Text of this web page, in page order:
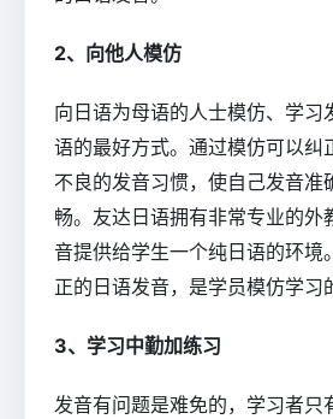
2、向他人模仿
向日语为母语的人士模仿、学习
语的最好方式。通过模仿可以纠
不良的发音习惯，使自己发音准
畅。友达日语拥有非常专业的外
音提供给学生一个纯日语的环境
正的日语发音，是学员模仿学习
3、学习中勤加练习
发音有问题是难免的，学习者只